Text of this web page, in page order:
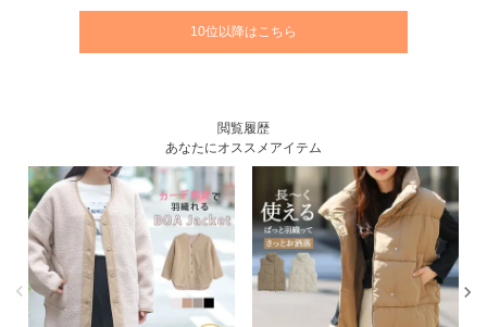
10位以降はこちら
閲覧履歴
あなたにオススメアイテム